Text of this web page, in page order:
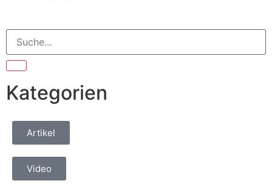
Kategorien
Artikel
Video